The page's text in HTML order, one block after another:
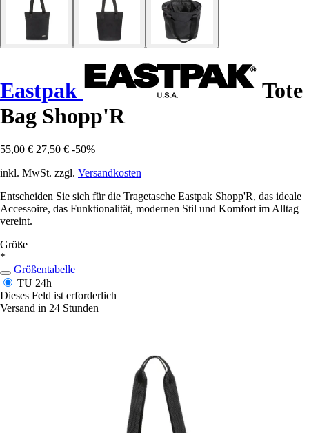
Eastpak
Tote
Bag Shopp'R
55,00 € 27,50 € -50%
inkl. MwSt. zzgl. Versandkosten
Entscheiden Sie sich für die Tragetasche Eastpak Shopp'R, das ideale
Accessoire, das Funktionalität, modernen Stil und Komfort im Alltag
vereint.
Größe
*
Größentabelle
TU 24h
Dieses Feld ist erforderlich
Versand in 24 Stunden